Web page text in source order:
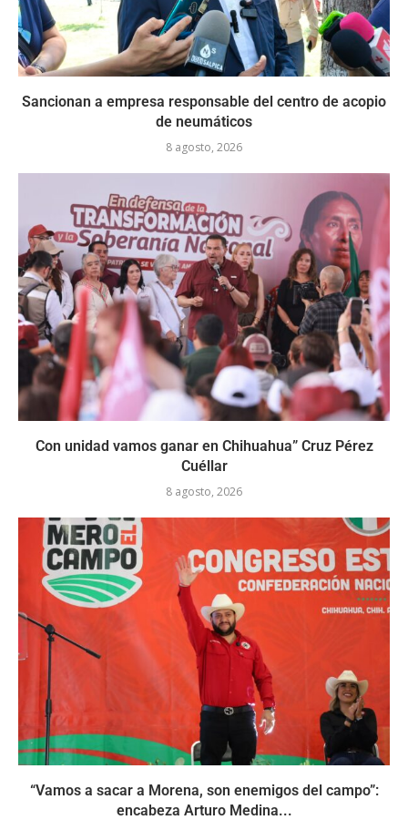
Sancionan a empresa responsable del centro de acopio
de neumáticos
8 agosto, 2026
Con unidad vamos ganar en Chihuahua” Cruz Pérez
Cuéllar
8 agosto, 2026
“Vamos a sacar a Morena, son enemigos del campo”:
encabeza Arturo Medina...